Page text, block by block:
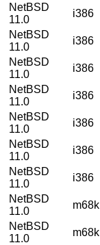
NetBSD
11.0
i386
NetBSD
11.0
i386
NetBSD
11.0
i386
NetBSD
11.0
i386
NetBSD
11.0
i386
NetBSD
11.0
i386
NetBSD
11.0
i386
NetBSD
11.0
m68k
NetBSD
11.0
m68k